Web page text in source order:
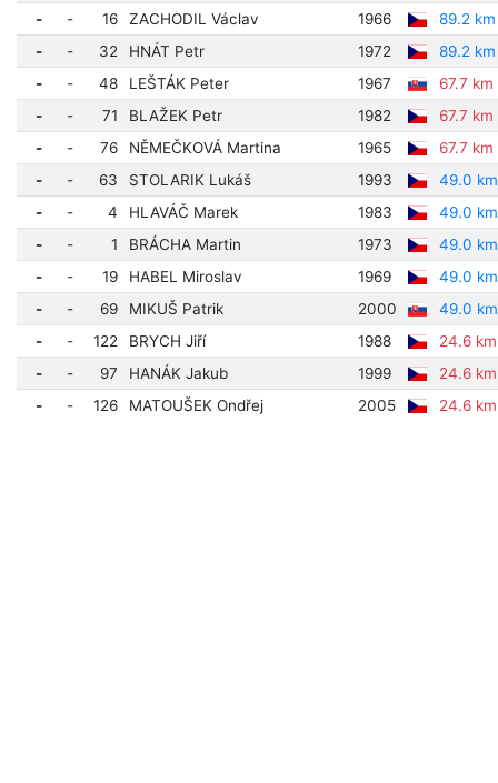
- - 16 ZACHODIL Václav 1966
89.2 km
-
- 32 HNÁT Petr 1972
89.2 km
-
- 48 LEŠTÁK Peter 1967
67.7 km
-
- 71 BLAŽEK Petr 1982
67.7 km
-
- 76 NĚMEČKOVÁ Martina 1965
67.7 km
-
- 63 STOLARIK Lukáš 1993
49.0 km
-
- 4 HLAVÁČ Marek 1983
49.0 km
-
- 1 BRÁCHA Martin 1973
49.0 km
-
- 19 HABEL Miroslav 1969
49.0 km
-
- 69 MIKUŠ Patrik 2000
49.0 km
-
- 122 BRYCH Jiří 1988
24.6 km
-
- 97 HANÁK Jakub 1999
24.6 km
-
- 126 MATOUŠEK Ondřej 2005 24.6 km